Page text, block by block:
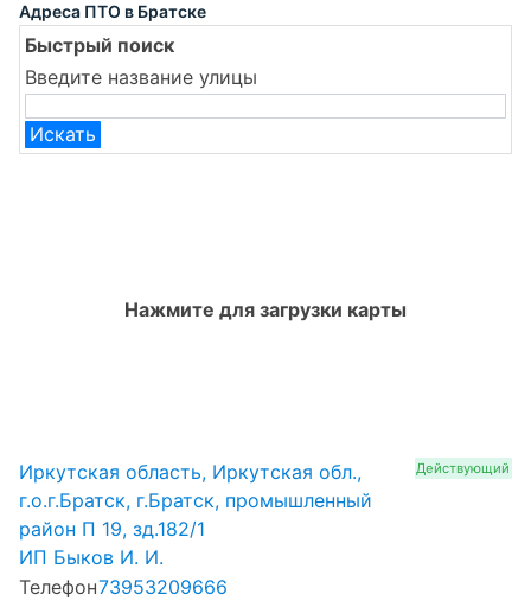
Адреса ПТО в Братске
Быстрый поиск
Введите название улицы
Искать
Нажмите для загрузки карты
Иркутская область, Иркутская обл.,
г.о.г.Братск, г.Братск, промышленный
район П 19, зд.182/1
ИП Быков И. И.
Телефон73953209666
Действующий